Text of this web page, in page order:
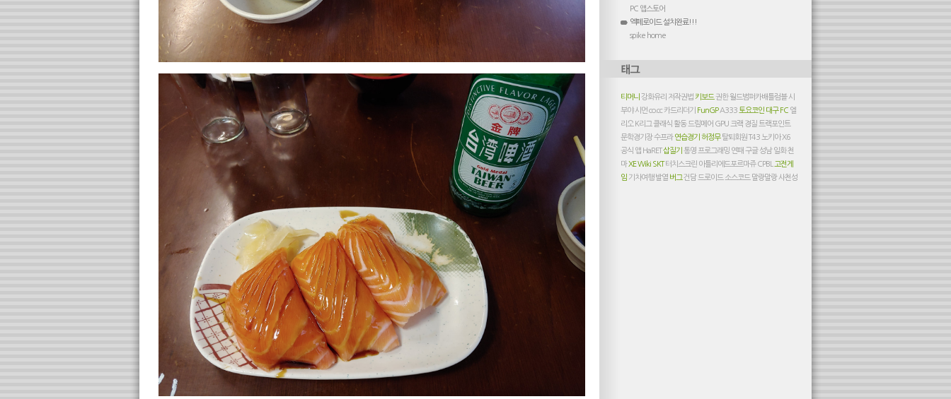
PC 앱스토어
엑페로이드 설치완료!!!
spike home
티머니 강화유리 저작권법키보드 권한월드범퍼카배틀럼블시
부야시먼co.cc카드리더기 FunGPA333 토요코인 대구 FC 엘
리오 K리그 클래식 활동 드림메어 GPU 크랙 경질 트랙포인트
문학경기장수프라연습경기 허정무탈퇴회원 T43 노키아 X6
공식 앱 HaRET삽질기 통영 프로그래밍 연패 구글성남 일화 천
마XE Wiki SKT터치스크린 아틀리에드포르마쥬CPBL
고전게
임 기차여행발열 버그건담 드로이드 소스코드 말랑말랑 사천성